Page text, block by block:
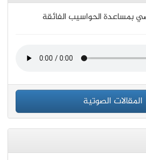
بمساعدة الحواسيب الفائقة
المقالات الصوتية